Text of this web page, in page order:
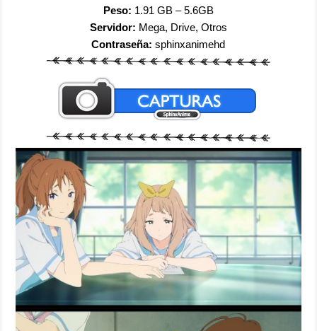
Peso: 1.91 GB – 5.6GB
Servidor: Mega, Drive, Otros
Contraseña: sphinxanimehd